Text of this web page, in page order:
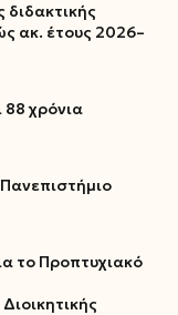
ακ. έτους 2026–
88 χρόνια
το Προπτυχιακό